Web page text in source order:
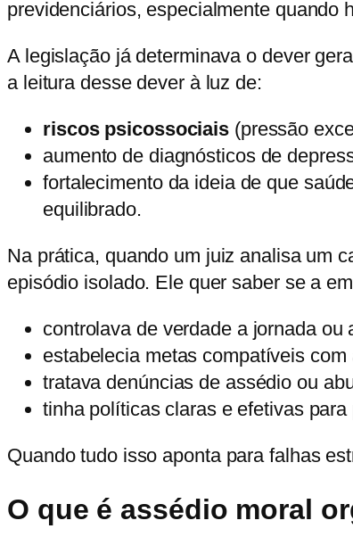
previdenciários, especialmente quando
A legislação já determinava o dever
a leitura desse dever à luz de:
riscos psicossociais (pressão
aumento de diagnósticos de
fortalecimento da ideia de que
equilibrado.
Na prática, quando um juiz analisa um
episódio isolado. Ele quer saber se a
controlava de verdade a jornada
estabelecia metas compatíveis
tratava denúncias de assédio ou
tinha políticas claras e efetivas
Quando tudo isso aponta para falhas
O que é assédio moral